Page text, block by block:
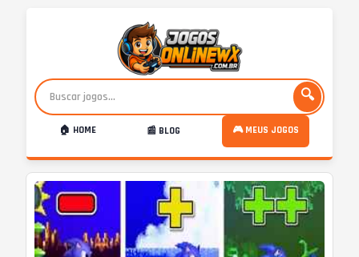
🔍
🏠 HOME 📰 BLOG 🎮 MEUS JOGOS